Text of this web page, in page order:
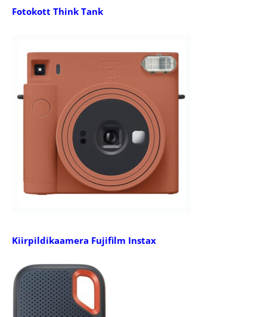
Fotokott Think Tank
Kiirpildikaamera Fujifilm Instax